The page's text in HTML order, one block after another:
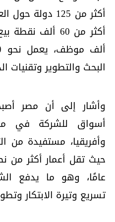
أكثر من 125
البحث والتطوير وتقنيات
وأشار إلى أن مصر
أسواق للشركة في
وأفريقيا، مستفيدة من
عامًا، وهو ما يدفع
تسريع وتيرة الابتكار